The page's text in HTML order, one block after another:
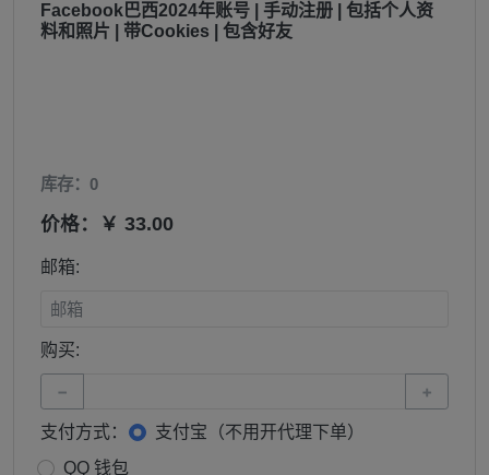
Facebook巴西2024年账号 | 手动注册 | 包括个人资
料和照片 | 带Cookies | 包含好友
库存：0
价格：￥ 33.00
邮箱:
购买:
− +
支付方式：
支付宝（不用开代理下单）
QQ 钱包